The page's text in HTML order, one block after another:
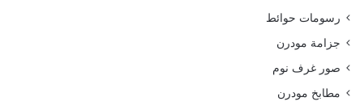
رسومات حوائط
جزامة مودرن
صور غرف نوم
مطابخ مودرن